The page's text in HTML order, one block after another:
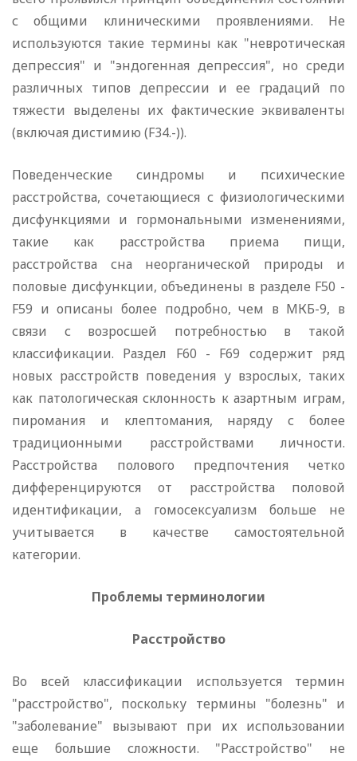
с общими клиническими проявлениями. Не
используются такие термины как "невротическая
депрессия" и "эндогенная депрессия", но среди
различных типов депрессии и ее градаций по
тяжести выделены их фактические эквиваленты
(включая дистимию (F34.-)).
Поведенческие синдромы и психические
расстройства, сочетающиеся с физиологическими
дисфункциями и гормональными изменениями,
такие как расстройства приема пищи,
расстройства сна неорганической природы и
половые дисфункции, объединены в разделе F50 -
F59 и описаны более подробно, чем в МКБ-9, в
связи с возросшей потребностью в такой
классификации. Раздел F60 - F69 содержит ряд
новых расстройств поведения у взрослых, таких
как патологическая склонность к азартным играм,
пиромания и клептомания, наряду с более
традиционными расстройствами личности.
Расстройства полового предпочтения четко
дифференцируются от расстройства половой
идентификации, а гомосексуализм больше не
учитывается в качестве самостоятельной
категории.
Проблемы терминологии
Расстройство
Во всей классификации используется термин
"расстройство", поскольку термины "болезнь" и
"заболевание" вызывают при их использовании
еще большие сложности. "Расстройство" не